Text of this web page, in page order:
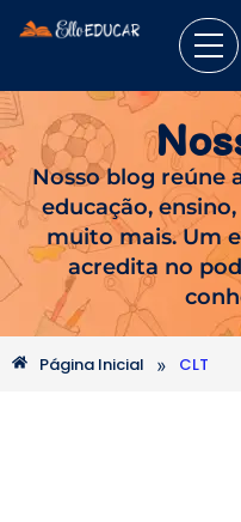
Nosso blog reúne
educação,
muito mais. Um
acredita no
Página Inicial » CLT